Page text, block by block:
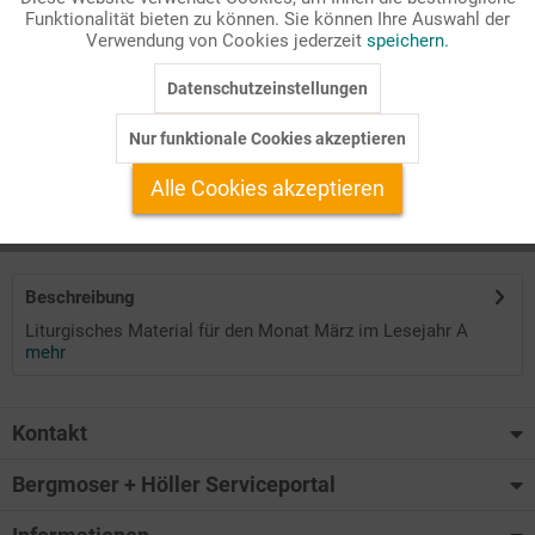
Seitenanzahl
Passende Stichworte
Predigt - Liturgie
Auf Ihren Merkzettel setzen
Beschreibung
Liturgisches Material für den Monat März im Lesejahr A
mehr
Kontakt
Bergmoser + Höller Serviceportal
Marketing Inaktiv
Inaktiv
Funktionalität bieten zu können. Sie können Ihre Auswahl der
Verwendung von Cookies jederzeit speichern.
Datenschutzeinstellungen
Nur funktionale Cookies akzeptieren
Alle Cookies akzeptieren